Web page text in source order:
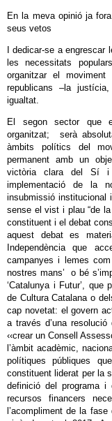
En la meva opinió ja
seus vetos
I dedicar-se a
les necessitats
organitzar el
republicans –la
igualtat.
El segon sector que
organitzat; serà
àmbits polítics del
permanent amb un
victòria clara del Sí i
implementació de la
insubmissió institucional
sense el vist i plau “de
constituent i el debat
aquest debat es
Independència que
campanyes i lemes
nostres mans’ o bé
‘Catalunya i Futur’, que
de Cultura Catalana o
cap novetat: el govern
a través d’una
‹‹crear un Consell
l’àmbit acadèmic,
polítiques públiques
constituent liderat per la
definició del programa i
recursos financers
l’acompliment de la